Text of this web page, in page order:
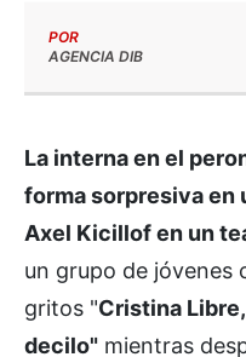
POR
AGENCIA DIB
La interna en el
forma sorpresiva en
Axel Kicillof en un
un grupo de jóvenes
gritos "Cristina
decilo" mientras